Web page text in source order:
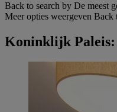
Back to search by De meest
Meer opties weergeven Back
Koninklijk